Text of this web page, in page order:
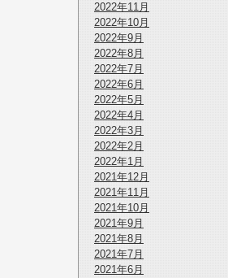
2022年11月
2022年10月
2022年9月
2022年8月
2022年7月
2022年6月
2022年5月
2022年4月
2022年3月
2022年2月
2022年1月
2021年12月
2021年11月
2021年10月
2021年9月
2021年8月
2021年7月
2021年6月